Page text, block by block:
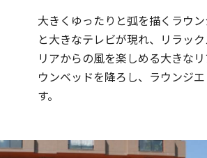
大きくゆったりと弧を描くラウ
と大きなテレビが現れ、リラッ
リアからの風を楽しめる大きな
ウンベッドを降ろし、ラウンジ
す。